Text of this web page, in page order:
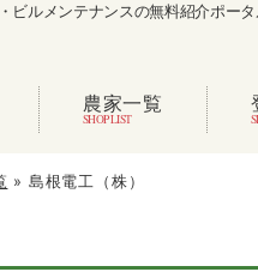
ビルメンテナンスの無料紹介ポー
農家一覧
» 島根電工（株）